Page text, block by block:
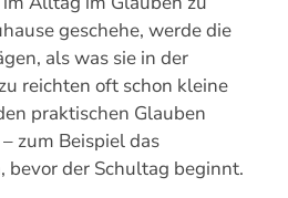
geschehe, werde die
als was sie in der
reichten oft schon kleine
praktischen Glauben
zum Beispiel das
bevor der Schultag beginnt.